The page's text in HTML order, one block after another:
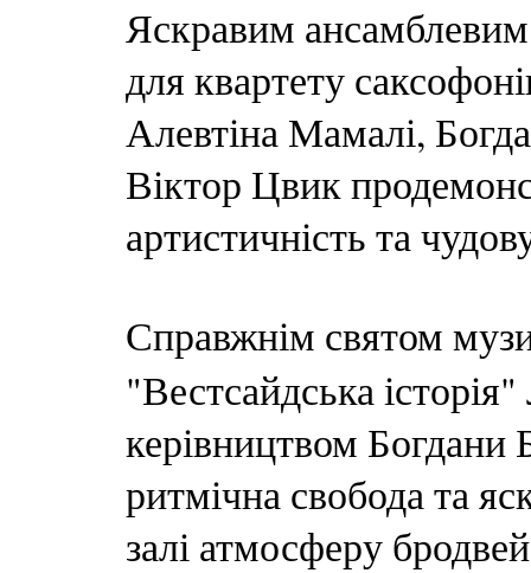
Яскравим
для квартету
Алевтіна Мамалі,
Віктор Цвик
артистичність та
Справжнім святом
"Вестсайдська
керівництвом Богдани
ритмічна свобода та
залі атмосферу